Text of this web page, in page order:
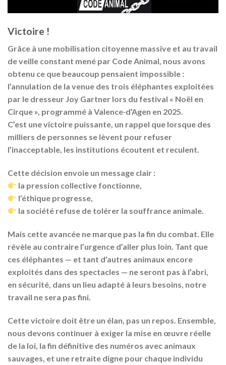
Victoire !
Grâce à une mobilisation citoyenne massive et au travail
de veille constant mené par Code Animal, nous avons
obtenu ce que beaucoup pensaient impossible :
l’annulation de la venue des trois éléphantes exploitées
par le dresseur Joy Gartner lors du festival « Noël en
Cirque », programmé à Valence‑d’Agen en 2025.
C’est unevictoire puissante, un rappel que lorsque des
milliers de personnes se lèvent pour refuser
l’inacceptable, les institutions écoutent et reculent.
Cette décision envoie un message clair :
la pression collective fonctionne,
l’éthique progresse,
la société refuse de tolérer la souffrance animale.
Mais cette avancée ne marque pas la fin du combat. Elle
révèle au contraire l’urgence d’aller plus loin. Tant que
ces éléphantes — et tant d’autres animaux encore
exploités dans des spectacles — ne seront pas à l’abri,
en sécurité, dans un lieu adapté à leurs besoins, notre
travail ne sera pas fini.
Cette victoire doit être un élan , pas un repos. Ensemble,
nous devons continuer à exiger la mise en œuvre réelle
de la loi, la fin définitive des numéros avec animaux
sauvages, et une retraite digne pour chaque individu